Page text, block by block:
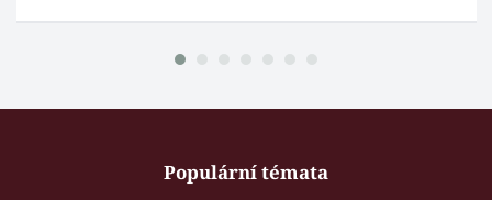
Populární témata